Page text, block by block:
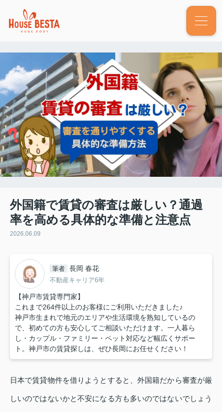
外国籍で賃貸の審査は厳しい？通過
率を高める具体的な準備と注意点
2026.06.09
筆者 長岡 春花
不動産キャリア6年
【神戸市賃貸専門家】
これまで264件以上のお客様にご利用いただきました♪
神戸市生まれで地元のエリアや生活環境を熟知しているの
で、初めての方も安心してご相談いただけます。一人暮ら
し・カップル・ファミリー・ペット対応など幅広くサポー
ト。神戸市の賃貸探しは、ぜひ長岡にお任せください！
日本で賃貸物件を借りようとすると、外国籍だから審査が厳
しいのではないかと不安になる方も多いのではないでしょう